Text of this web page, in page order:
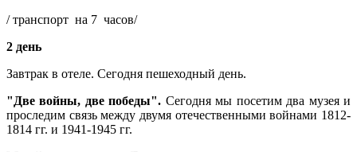
/ транспорт на 7 часов/
2 день
Завтрак в отеле. Сегодня пешеходный день.
"Две войны, две победы". Сегодня мы посетим два музея и
проследим связь между двумя отечественными войнами 1812-
1814 гг. и 1941-1945 гг.